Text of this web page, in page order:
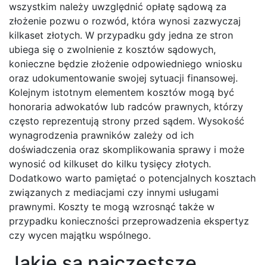
wszystkim należy uwzględnić opłatę sądową za
złożenie pozwu o rozwód, która wynosi zazwyczaj
kilkaset złotych. W przypadku gdy jedna ze stron
ubiega się o zwolnienie z kosztów sądowych,
konieczne będzie złożenie odpowiedniego wniosku
oraz udokumentowanie swojej sytuacji finansowej.
Kolejnym istotnym elementem kosztów mogą być
honoraria adwokatów lub radców prawnych, którzy
często reprezentują strony przed sądem. Wysokość
wynagrodzenia prawników zależy od ich
doświadczenia oraz skomplikowania sprawy i może
wynosić od kilkuset do kilku tysięcy złotych.
Dodatkowo warto pamiętać o potencjalnych kosztach
związanych z mediacjami czy innymi usługami
prawnymi. Koszty te mogą wzrosnąć także w
przypadku konieczności przeprowadzenia ekspertyz
czy wycen majątku wspólnego.